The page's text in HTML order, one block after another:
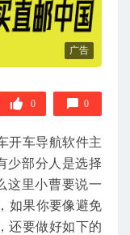
广告
0 0
开车导航软件主
少部分人是选择
这里小曹要说一
如果你要像避免
还要做好如下的